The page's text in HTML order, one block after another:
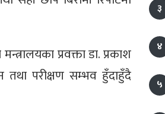
प्रवक्ता डा. प्रकाश
परीक्षण सम्भव हुँदाहुँदै
३
४
५